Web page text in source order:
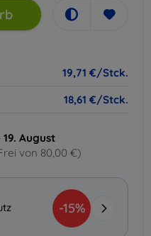
19,71 €/Stck.
18,61 €/Stck.
August
von 80,00 €)
-15%